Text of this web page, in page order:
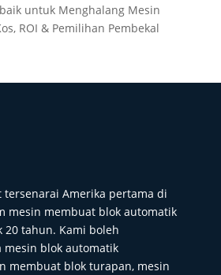
untuk Menghalang Mesin
ROI & Pemilihan Pembekal
tersenarai Amerika pertama di
mesin membuat blok automatik
tahun. Kami boleh
mesin blok automatik
membuat blok turapan, mesin